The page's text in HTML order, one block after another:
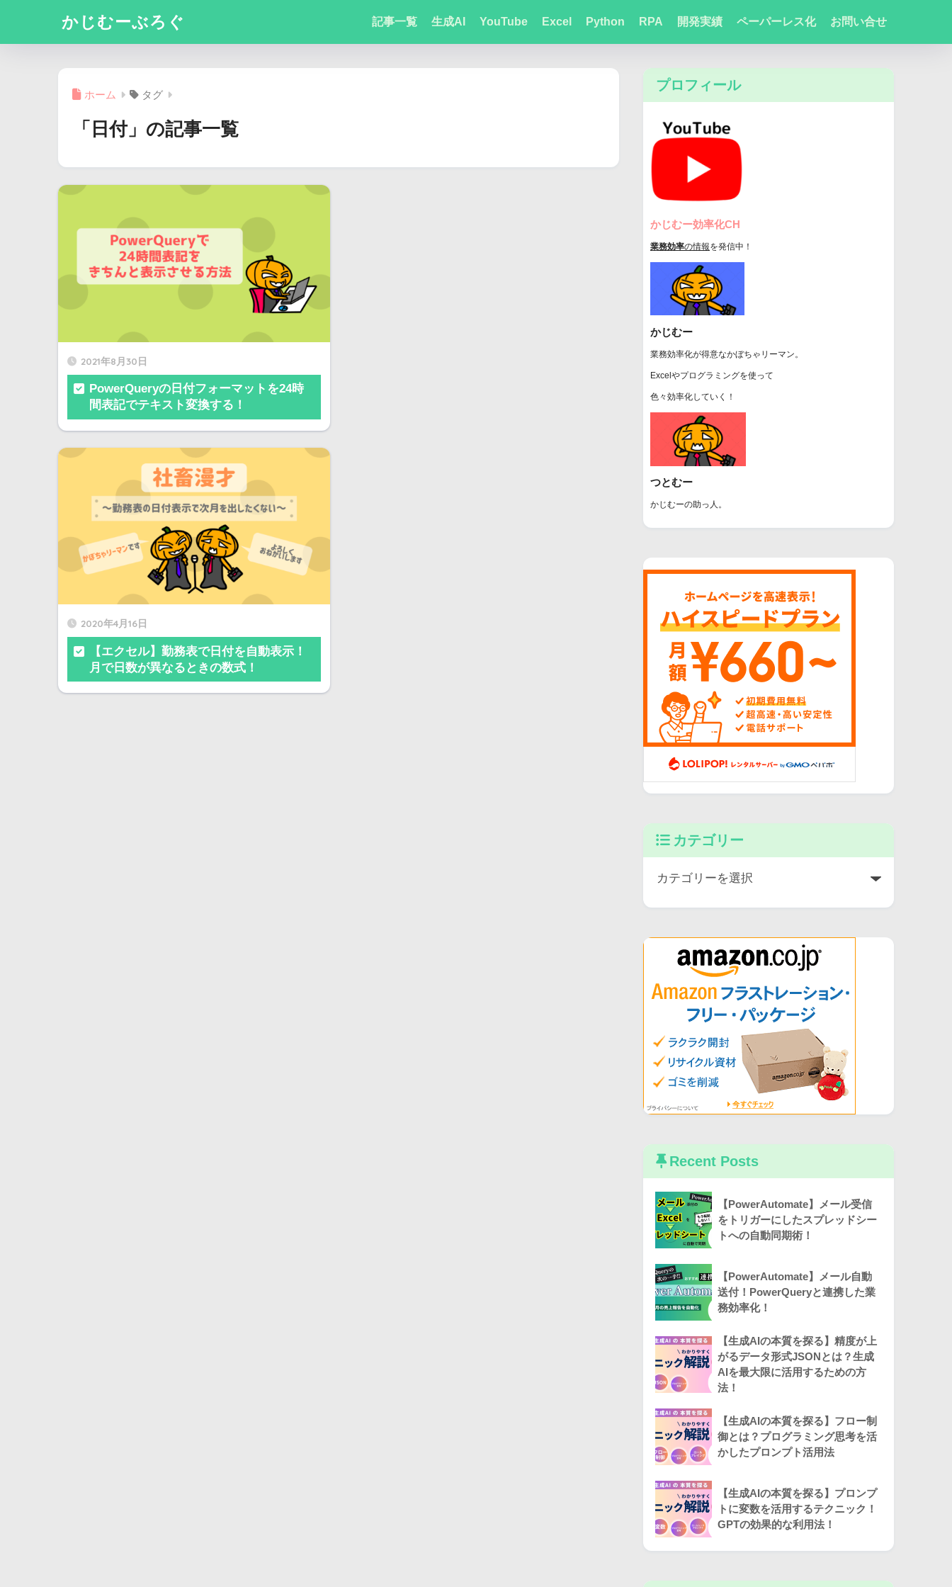
かじむーぶろぐ 記事一覧 生成AI YouTube Excel Python RPA 開発実績 ペーパーレス化 お問い合せ
ホーム タグ
「日付」の記事一覧
2021年8月30日
PowerQueryの日付フォーマットを24時
間表記でテキスト変換する！
2020年4月16日
【エクセル】勤務表で日付を自動表示！
月で日数が異なるときの数式！
プロフィール
かじむー効率化CH
業務効率の情報を発信中！
かじむー
業務効率化が得意なかぼちゃリーマン。
Excelやプログラミングを使って
色々効率化していく！
つとむー
かじむーの助っ人。
カテゴリー
Recent Posts
【PowerAutomate】メール受信
をトリガーにしたスプレッドシー
トへの自動同期術！
【PowerAutomate】メール自動
送付！PowerQueryと連携した業
務効率化！
【生成AIの本質を探る】精度が上
がるデータ形式JSONとは？生成
AIを最大限に活用するための方
法！
【生成AIの本質を探る】フロー制
御とは？プログラミング思考を活
かしたプロンプト活用法
【生成AIの本質を探る】プロンプ
トに変数を活用するテクニック！
GPTの効果的な利用法！